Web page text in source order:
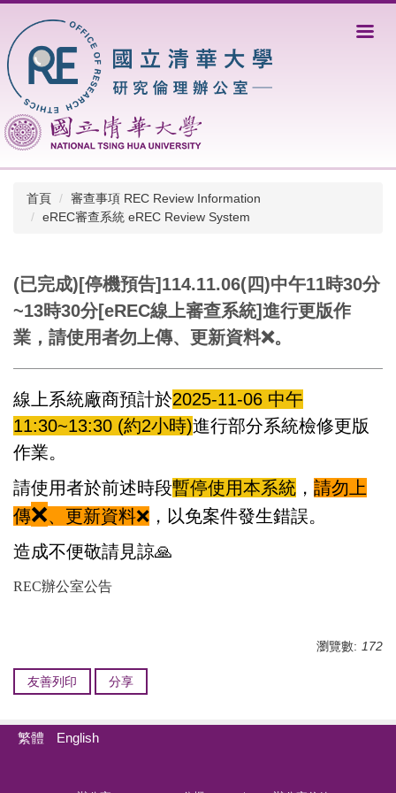
到
主
要
內
區
首頁
審查事項 REC Review Information
eREC審查系統 eREC Review System
(已完成)[停機預告]114.11.06(四)中午11時30分
~13時30分[eREC線上審查系統]進行更版作
業，請使用者勿上傳、更新資料❌。
線上系統廠商預計於2025-11-06 中午
11:30~13:30 (約2小時)進行部分系統檢修更版
作業。
請使用者於前述時段暫停使用本系統 ， 請勿上
傳❌、更新資料❌ ，以免案件發生錯誤。
造成不便敬請見諒🙏
REC辦公室公告
瀏覽數: 172
友善列印 分享
繁體 English